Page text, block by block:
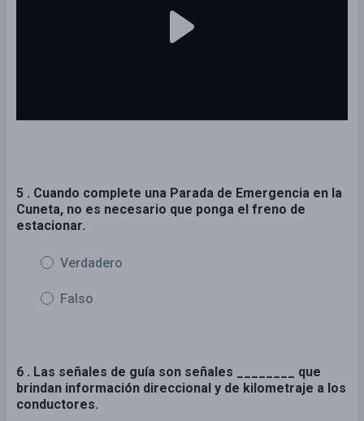
5 . Cuando complete una Parada de Emergencia en la
Cuneta, no es necesario que ponga el freno de
estacionar.
Verdadero
Falso
6 . Las señales de guía son señales ________ que
brindan información direccional y de kilometraje a los
conductores.